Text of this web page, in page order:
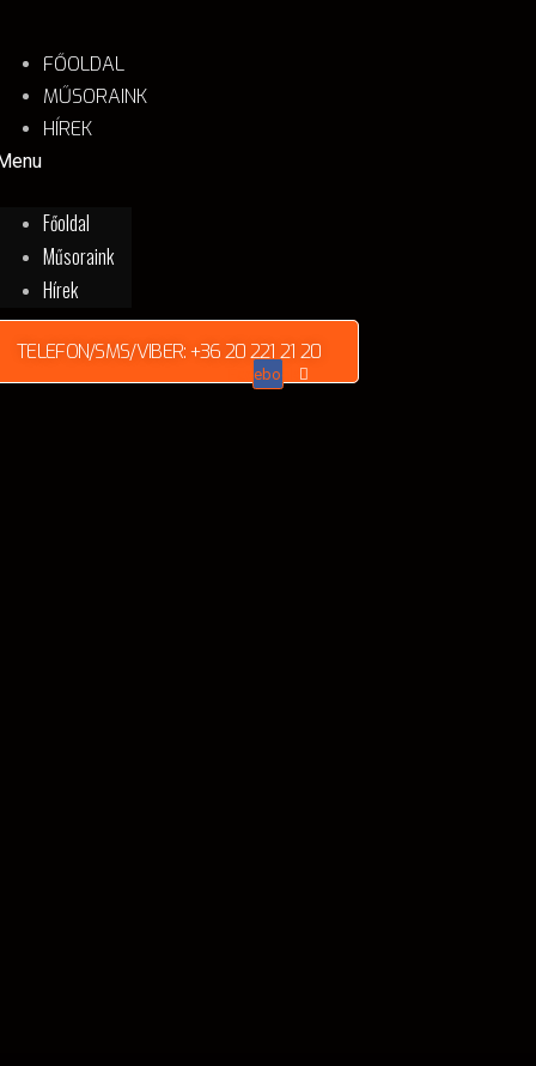
FŐOLDAL
MŰSORAINK
HÍREK
Főoldal
Műsoraink
Hírek
TELEFON/SMS/VIBER: +36 20 221 21 20
Facebook